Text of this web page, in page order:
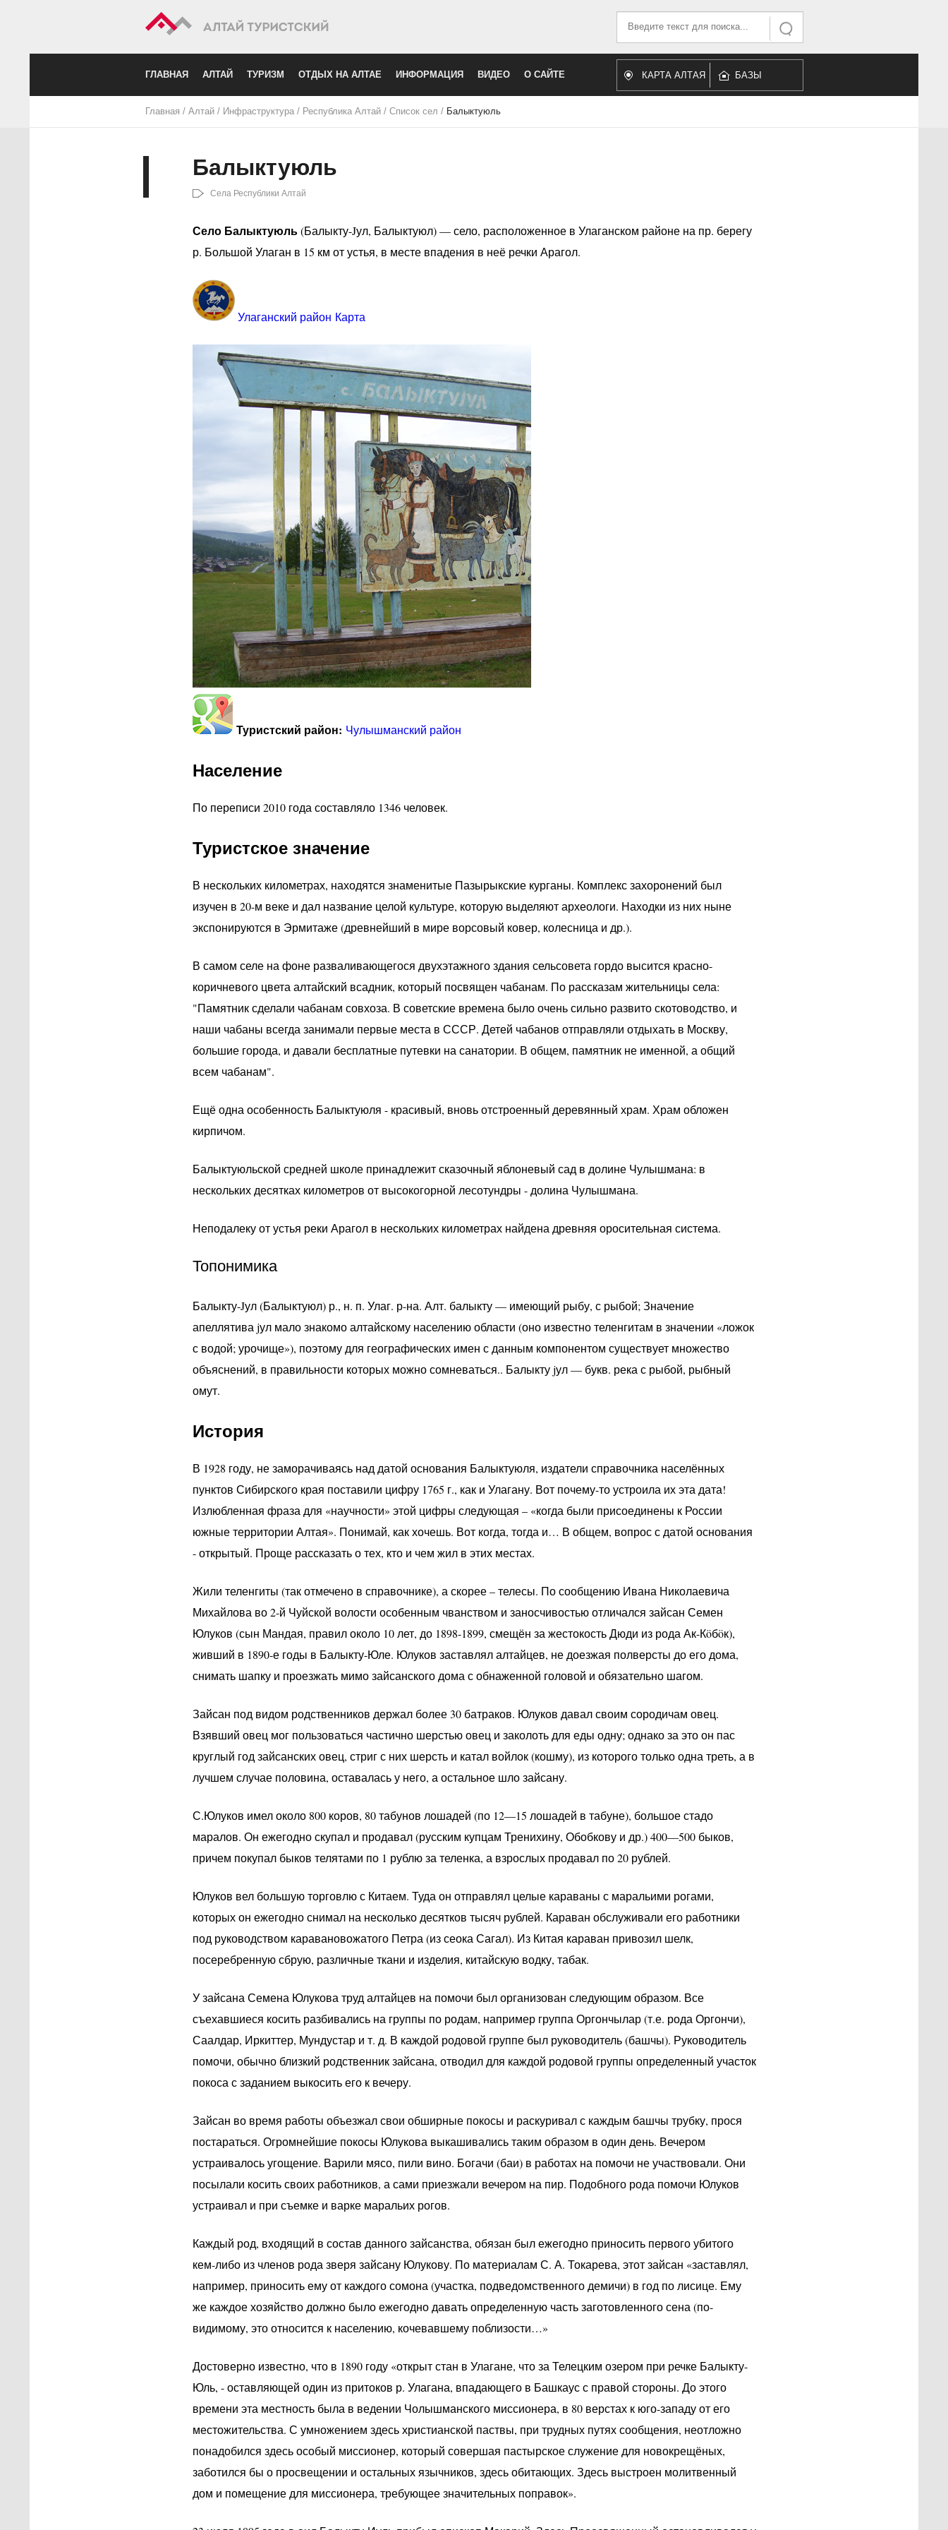
Искать
Искать...
ГЛАВНАЯ АЛТАЙ ТУРИЗМ ОТДЫХ НА АЛТАЕ ИНФОРМАЦИЯ ВИДЕО О САЙТЕ КАРТА АЛТАЯ БАЗЫ
Главная / Алтай/ Инфраструктура/ Республика Алтай/ Список сел / Балыктуюль
Балыктуюль
Села Республики Алтай
Село Балыктуюль(Балыкту-Jул, Балыктуюл) — село, расположенное в Улаганском районе на пр. берегу
р. Большой Улаган в 15 км от устья, в месте впадения в неё речки Арагол.
Улаганский район Карта
Туристский район: Чулышманский район
Население
По переписи 2010 года составляло 1346 человек.
Туристское значение
В нескольких километрах, находятся знаменитые Пазырыкские курганы. Комплекс захоронений был
изучен в 20-м веке и дал название целой культуре, которую выделяют археологи. Находки из них ныне
экспонируются в Эрмитаже (древнейший в мире ворсовый ковер, колесница и др.).
В самом селе на фоне разваливающегося двухэтажного здания сельсовета гордо высится красно-
коричневого цвета алтайский всадник, который посвящен чабанам. По рассказам жительницы села:
"Памятник сделали чабанам совхоза. В советские времена было очень сильно развито скотоводство, и
наши чабаны всегда занимали первые места в СССР. Детей чабанов отправляли отдыхать в Москву,
большие города, и давали бесплатные путевки на санатории. В общем, памятник не именной, а общий
всем чабанам".
Ещё одна особенность Балыктуюля - красивый, вновь отстроенный деревянный храм. Храм обложен
кирпичом.
Балыктуюльской средней школе принадлежит сказочный яблоневый сад в долине Чулышмана: в
нескольких десятках километров от высокогорной лесотундры - долина Чулышмана.
Неподалеку от устья реки Арагол в нескольких километрах найдена древняя оросительная система.
Топонимика
Балыкту-Jул (Балыктуюл) р., н. п. Улаг. р-на. Алт. балыкту — имеющий рыбу, с рыбой; Значение
апеллятива jул мало знакомо алтайскому населению области (оно известно теленгитам в значении «ложок
с водой; урочище»), поэтому для географических имен с данным компонентом существует множество
объяснений, в правильности которых можно сомневаться.. Балыкту jул — букв. река с рыбой, рыбный
омут.
История
В 1928 году, не заморачиваясь над датой основания Балыктуюля, издатели справочника населённых
пунктов Сибирского края поставили цифру 1765 г., как и Улагану. Вот почему-то устроила их эта дата!
Излюбленная фраза для «научности» этой цифры следующая – «когда были присоединены к России
южные территории Алтая». Понимай, как хочешь. Вот когда, тогда и… В общем, вопрос с датой основания
- открытый. Проще рассказать о тех, кто и чем жил в этих местах.
Жили теленгиты (так отмечено в справочнике), а скорее – телесы. По сообщению Ивана Николаевича
Михайлова во 2-й Чуйской волости особенным чванством и заносчивостью отличался зайсан Семен
Юлуков (сын Мандая, правил около 10 лет, до 1898-1899, смещён за жестокость Дюди из рода Ак-Кöбöк),
живший в 1890-е годы в Балыкту-Юле. Юлуков заставлял алтайцев, не доезжая полверсты до его дома,
снимать шапку и проезжать мимо зайсанского дома с обнаженной головой и обязательно шагом.
Зайсан под видом родственников держал более 30 батраков. Юлуков давал своим сородичам овец.
Взявший овец мог пользоваться частично шерстью овец и заколоть для еды одну; однако за это он пас
круглый год зайсанских овец, стриг с них шерсть и катал войлок (кошму), из которого только одна треть, а в
лучшем случае половина, оставалась у него, а остальное шло зайсану.
С.Юлуков имел около 800 коров, 80 табунов лошадей (по 12—15 лошадей в табуне), большое стадо
маралов. Он ежегодно скупал и продавал (русским купцам Тренихину, Обобкову и др.) 400—500 быков,
причем покупал быков телятами по 1 рублю за теленка, а взрослых продавал по 20 рублей.
Юлуков вел большую торговлю с Китаем. Туда он отправлял целые караваны с маральими рогами,
которых он ежегодно снимал на несколько десятков тысяч рублей. Караван обслуживали его работники
под руководством каравановожатого Петра (из сеока Сагал). Из Китая караван привозил шелк,
посеребренную сбрую, различные ткани и изделия, китайскую водку, табак.
У зайсана Семена Юлукова труд алтайцев на помочи был организован следующим образом. Все
съехавшиеся косить разбивались на группы по родам, например группа Оргончылар (т.е. рода Оргончи),
Саалдар, Иркиттер, Мундустар и т. д. В каждой родовой группе был руководитель (башчы). Руководитель
помочи, обычно близкий родственник зайсана, отводил для каждой родовой группы определенный участок
покоса с заданием выкосить его к вечеру.
Зайсан во время работы объезжал свои обширные покосы и раскуривал с каждым башчы трубку, прося
постараться. Огромнейшие покосы Юлукова выкашивались таким образом в один день. Вечером
устраивалось угощение. Варили мясо, пили вино. Богачи (баи) в работах на помочи не участвовали. Они
посылали косить своих работников, а сами приезжали вечером на пир. Подобного рода помочи Юлуков
устраивал и при съемке и варке маральих рогов.
Каждый род, входящий в состав данного зайсанства, обязан был ежегодно приносить первого убитого
кем-либо из членов рода зверя зайсану Юлукову. По материалам С. А. Токарева, этот зайсан «заставлял,
например, приносить ему от каждого сомона (участка, подведомственного демичи) в год по лисице. Ему
же каждое хозяйство должно было ежегодно давать определенную часть заготовленного сена (по-
видимому, это относится к населению, кочевавшему поблизости…»
Достоверно известно, что в 1890 году «открыт стан в Улагане, что за Телецким озером при речке Балыкту-
Юль, - оставляющей один из притоков р. Улагана, впадающего в Башкаус с правой стороны. До этого
времени эта местность была в ведении Чолышманского миссионера, в 80 верстах к юго-западу от его
местожительства. С умножением здесь христианской паствы, при трудных путях сообщения, неотложно
понадобился здесь особый миссионер, который совершая пастырское служение для новокрещёных,
заботился бы о просвещении и остальных язычников, здесь обитающих. Здесь выстроен молитвенный
дом и помещение для миссионера, требующее значительных поправок».